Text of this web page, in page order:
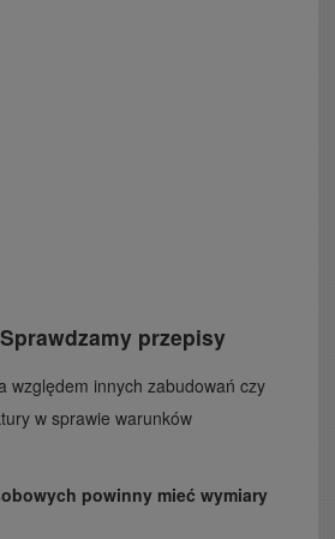
przepisy
względem innych zabudowań czy
w sprawie warunków
powinny mieć wymiary